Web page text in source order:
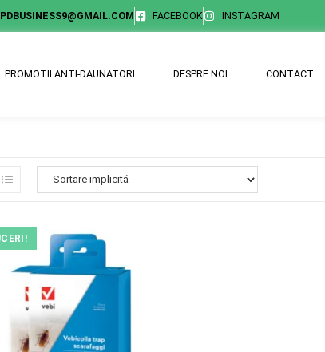
PDBUSINESS9@GMAIL.COM FACEBOOK INSTAGRAM
PROMOTII ANTI-DAUNATORI DESPRE NOI CONTACT